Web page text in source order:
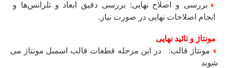
بررسی و اصلاح نهایی: بررسی دقیق ابعاد و تلرانس‌ها و
انجام اصلاحات نهایی در صورت نیاز.
مونتاژ و تائید نهایی
مونتاژ قالب: در این مرحله قطعات قالب اسمبل مونتاژ می
شوند